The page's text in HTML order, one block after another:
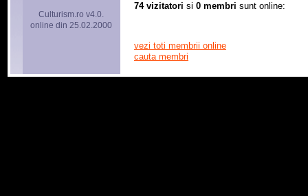
Culturism.ro v4.0.
online din 25.02.2000
74 vizitatori si 0 membri sunt online:
vezi toti membrii online
cauta membri